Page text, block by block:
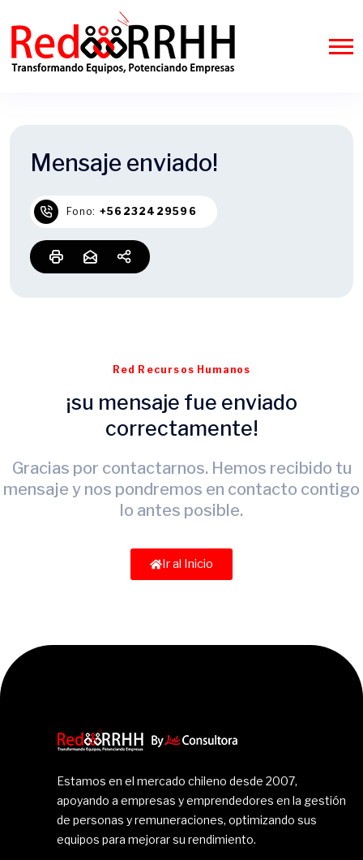
Mensaje enviado!
Fono: +56232429596
Red Recursos Humanos
¡su mensaje fue enviado
correctamente!
Gracias por contactarnos. Hemos recibido tu
mensaje y nos pondremos en contacto contigo
lo antes posible.
Ir al Inicio
Estamos en el mercado chileno desde 2007,
apoyando a empresas y emprendedores en la gestión
de personas y remuneraciones, optimizando sus
equipos para mejorar su rendimiento.